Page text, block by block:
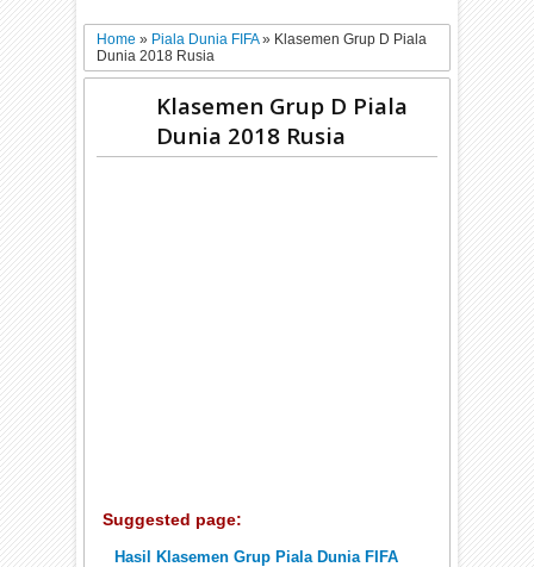
Home» Piala Dunia FIFA» Klasemen Grup D Piala
Dunia 2018 Rusia
Klasemen Grup D Piala
Dunia 2018 Rusia
Suggested page:
Hasil Klasemen Grup Piala Dunia FIFA